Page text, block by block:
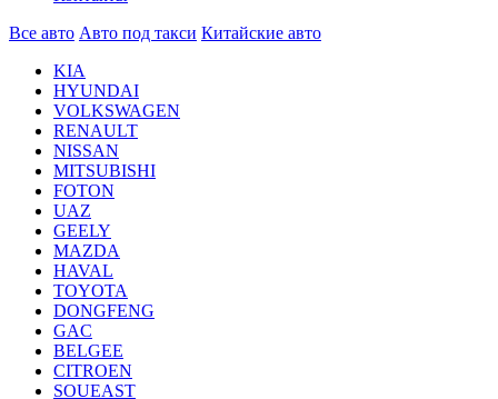
Все авто Авто под такси Китайские авто
KIA
HYUNDAI
VOLKSWAGEN
RENAULT
NISSAN
MITSUBISHI
FOTON
UAZ
GEELY
MAZDA
HAVAL
TOYOTA
DONGFENG
GAC
BELGEE
CITROEN
SOUEAST